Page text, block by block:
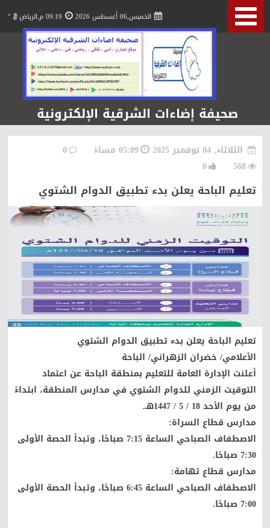
الخميس,06 أغسطس 2026 09:19 م,الرياض °
صحيفة إضاءات الشرقية الإلكترونية
الثلاثاء, 04 نوفمبر 2025 05:09 مساءً
0
568
0
تعليم الباحة يعلن بدء تطبيق الدوام الشتوي
تعليم الباحة يعلن بدء تطبيق الدوام الشتوي
الأعلامي/ خضران الزهراني/ الباحة
أعلنت الإدارة العامة للتعليم بمنطقة الباحة عن اعتماد
التوقيت الزمني للدوام الشتوي في مدارس المنطقة، ابتداءً
من يوم الأحد 18 / 5 / 1447هـ.
مدارس قطاع السراة:
الاصطفاف الصباحي الساعة 7:15 صباحًا، وتبدأ الحصة الأولى
7:30 صباحًا.
مدارس قطاع تهامة:
الاصطفاف الصباحي الساعة 6:45 صباحًا، وتبدأ الحصة الأولى
7:00 صباحًا.